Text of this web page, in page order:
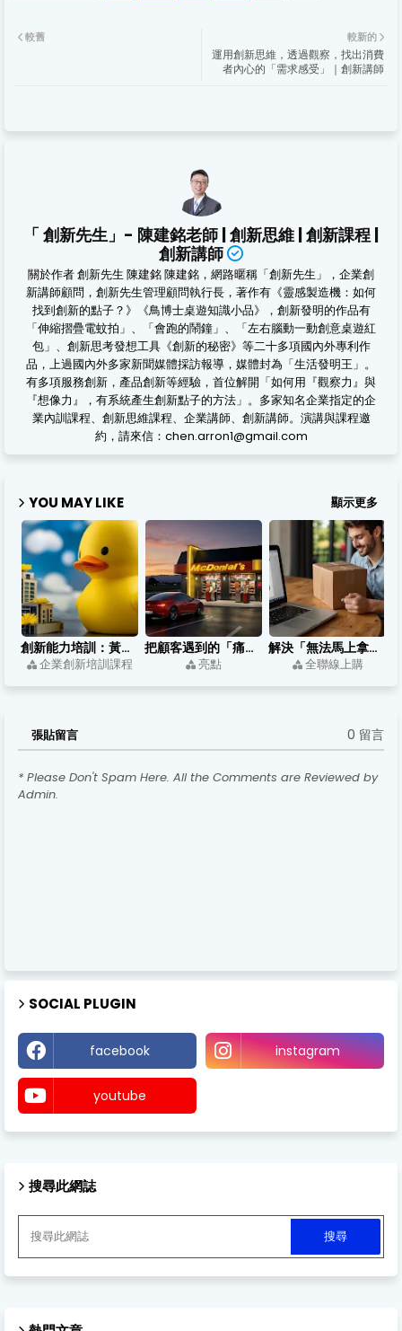
較新的
運用創新思維，透過觀察，找出消費
者內心的「需求感受」｜創新講師
較舊
「 創新先生」- 陳建銘老師 | 創新思維 | 創新課程 |
創新講師
關於作者 創新先生 陳建銘 陳建銘，網路暱稱「創新先生」，企業創
新講師顧問，創新先生管理顧問執行長，著作有《靈感製造機：如何
找到創新的點子？》《鳥博士桌遊知識小品》，創新發明的作品有
「伸縮摺疊電蚊拍」、「會跑的鬧鐘」、「左右腦動一動創意桌遊紅
包」、創新思考發想工具《創新的秘密》等二十多項國內外專利作
品，上過國內外多家新聞媒體採訪報導，媒體封為「生活發明王」。
有多項服務創新，產品創新等經驗，首位解開「如何用『觀察力』與
『想像力』，有系統產生創新點子的方法」。多家知名企業指定的企
業內訓課程、創新思維課程、企業講師、創新講師。演講與課程邀
約，請來信：chen.arron1@gmail.com
YOU MAY LIKE 顯示更多
創新能力培訓：黃色小鴨如何用跨領域思考，把浴缸玩具變成城市亮點？
企業創新培訓課程
把顧客遇到的「痛點」，轉變成行銷的「亮點」
亮點
解決「無法馬上拿到該商品」的創新服務
全聯線上購
張貼留言 0 留言
* Please Don't Spam Here. All the Comments are Reviewed by
Admin.
SOCIAL PLUGIN
facebook instagram
youtube
搜尋此網誌